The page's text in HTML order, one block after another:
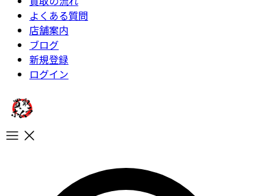
よくある質問
店舗案内
ブログ
新規登録
ログイン